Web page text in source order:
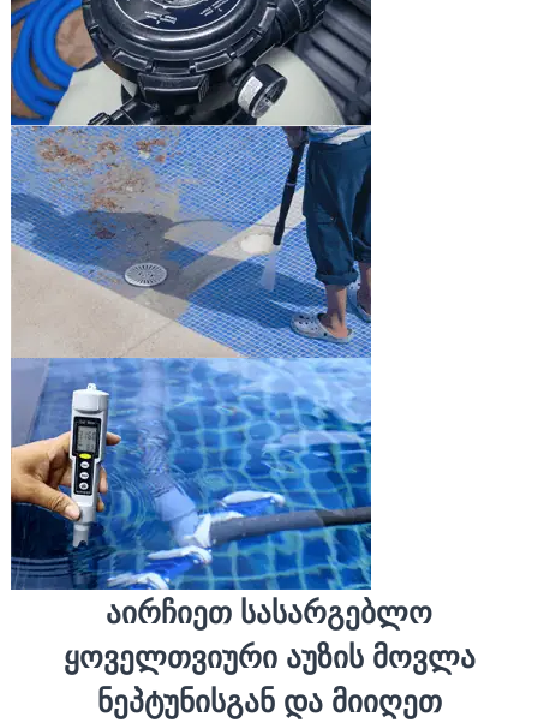
ᲐᲘᲠᲩᲘᲔᲗ ᲡᲐᲡᲐᲠᲒᲔᲑᲚᲝ
ᲧᲝᲕᲔᲚᲗᲕᲘᲣᲠᲘ ᲐᲣᲖᲘᲡ ᲛᲝᲕᲚᲐ
ᲜᲔᲞᲢᲣᲜᲘᲡᲒᲐᲜ ᲓᲐ ᲛᲘᲘᲦᲔᲗ